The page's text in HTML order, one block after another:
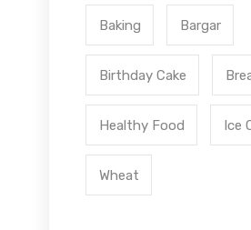
Baking Bargar
Birthday Cake
Healthy Food Ice
Wheat